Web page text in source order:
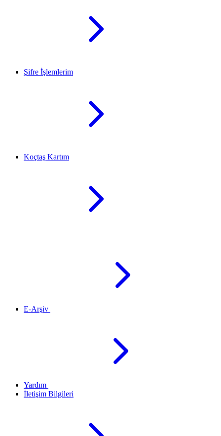
Şifre İşlemlerim
Koçtaş Kartım
E-Arşiv
Yardım
İletişim Bilgileri